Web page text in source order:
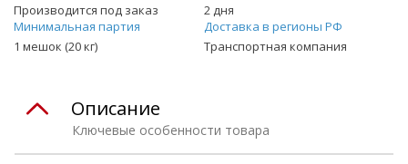
Производится под заказ
2 дня
Минимальная партия
1 мешок (20 кг)
Доставка в регионы РФ
Транспортная компания
Ключевые особенности товара
Описание